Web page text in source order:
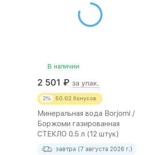
В наличии
2 501 ₽ за упак.
2% 50.02 бонусов
Минеральная вода Borjomi /
Боржоми газированная
СТЕКЛО 0.5 л (12 штук)
завтра (7 августа 2026 г.)